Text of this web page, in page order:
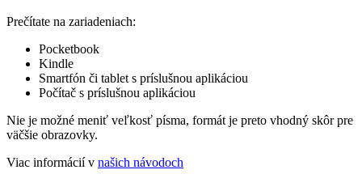
Prečítate na zariadeniach:
Pocketbook
Kindle
Smartfón či tablet s príslušnou aplikáciou
Počítač s príslušnou aplikáciou
Nie je možné meniť veľkosť písma, formát je preto vhodný skôr pre
väčšie obrazovky.
Viac informácií v našich návodoch